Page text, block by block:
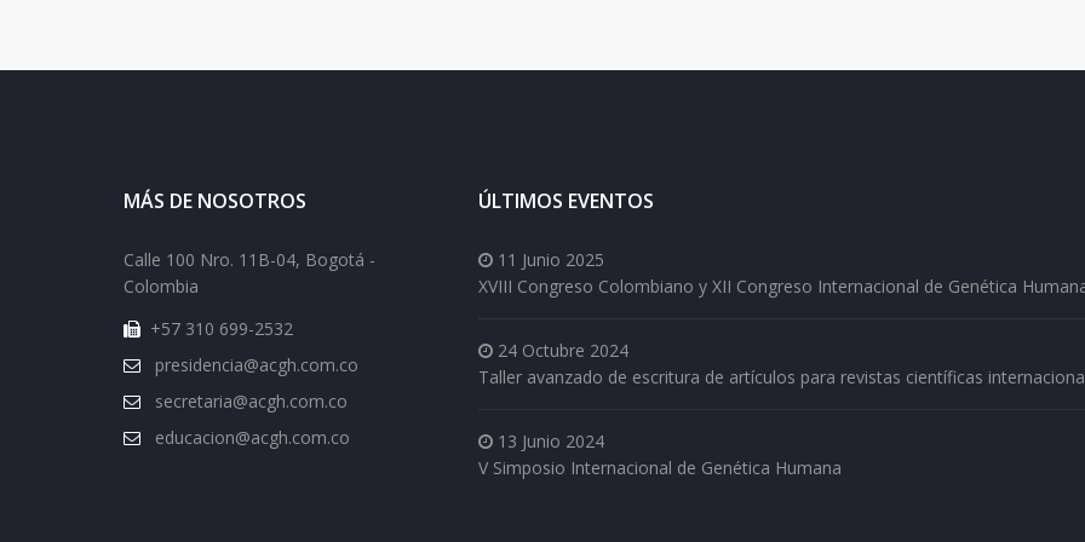
MÁS DE NOSOTROS
Calle 100 Nro. 11B-04, Bogotá -
Colombia
+57 310 699-2532
presidencia@acgh.com.co
secretaria@acgh.com.co
educacion@acgh.com.co
ÚLTIMOS EVENTOS
11 Junio 2025
XVIII Congreso Colombiano y XII Congreso Internacional de Genética
24 Octubre 2024
Taller avanzado de escritura de artículos para revistas científicas
13 Junio 2024
V Simposio Internacional de Genética Humana